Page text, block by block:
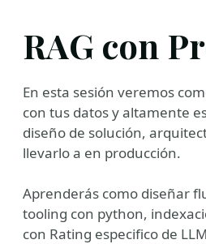
RAG con
En esta sesión veremos
con tus datos y altamente
diseño de solución,
llevarlo a en producción.
Aprenderás como diseñar
tooling con python,
con Rating especifico de